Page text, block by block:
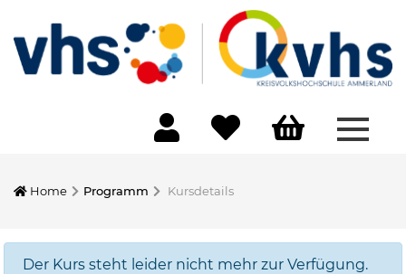
Home Programm Kursdetails
Der Kurs steht leider nicht mehr zur Verfügung.